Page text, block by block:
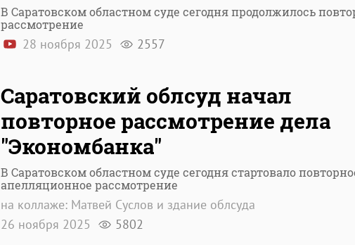
В Саратовском областном суде сегодня продолжилось
рассмотрение
28 ноября 2025 2557
Саратовский облсуд начал
повторное рассмотрение дела
"Экономбанка"
В Саратовском областном суде сегодня стартовало
апелляционное рассмотрение
на коллаже: Матвей Суслов и здание облсуда
26 ноября 2025
5802